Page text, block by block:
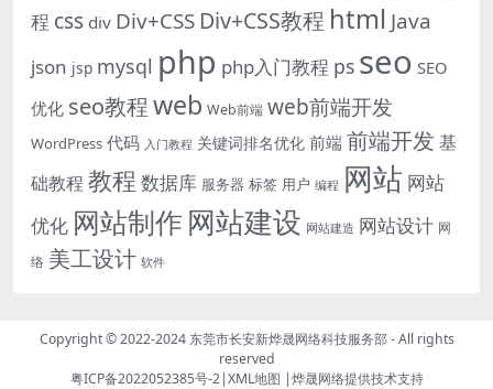
程 css div Div+CSS Div+CSS教程 html Java
json jsp mysql php php入门教程 ps seo SEO
优化 seo教程web Web前端 web前端开发
WordPress 代码 入门教程 关键词排名优化 前端 前端开发 基
础教程 教程 数据库 服务器 标签 用户 编程 网站 网站
优化 网站制作 网站建设 网站建造 网站设计 网
络 美工设计 软件
Copyright © 2022-2024 东莞市长安新烨晟网络科技服务部- All rights
reserved
粤ICP备2022052385号-2|XML地图 |烨晟网络提供技术支持